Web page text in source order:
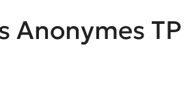
Anonymes TP